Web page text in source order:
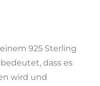
925 Sterling
dass es
wird und